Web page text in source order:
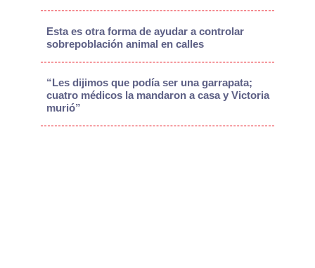
Esta es otra forma de ayudar a controlar
sobrepoblación animal en calles
“Les dijimos que podía ser una garrapata;
cuatro médicos la mandaron a casa y Victoria
murió”